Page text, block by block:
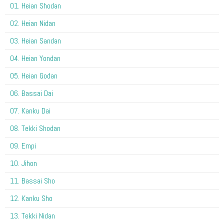
01. Heian Shodan
02. Heian Nidan
03. Heian Sandan
04. Heian Yondan
05. Heian Godan
06. Bassai Dai
07. Kanku Dai
08. Tekki Shodan
09. Empi
10. Jihon
11. Bassai Sho
12. Kanku Sho
13. Tekki Nidan